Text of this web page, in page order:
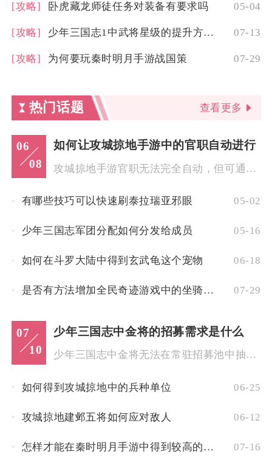
[攻略] 卧虎藏龙师徒任务对装备有要求吗 05-04
[攻略] 少年三国志1中武将星级的提升方式有哪些 07-13
[攻略] 为何要玩秦时明月手游战国策 07-29
热门话题 查看更多
06
08
如何让攻城掠地手游中的官职自动进行
攻城掠地手游官职无法完全自动，但可通过副官申请、低阶占位、官...
有哪些技巧可以快速刷泰拉瑞亚邪眼 05-02
少年三国志军团分配如何分发给成员 05-16
如何在斗罗大陆中得到玄武龟这个宠物 06-18
是否有方法增加全民奇迹游戏中的坐骑栏位数 07-29
07
10
少年三国志中金将的招募需求是什么
少年三国志中金将无法在常驻招募池中抽取，解锁金将一共需要等级...
如何得到攻城掠地中的兵种单位 06-25
攻城掠地建邺五将如何应对敌人 06-12
怎样才能在秦时明月手游中得到较高的棋阵分数 07-16